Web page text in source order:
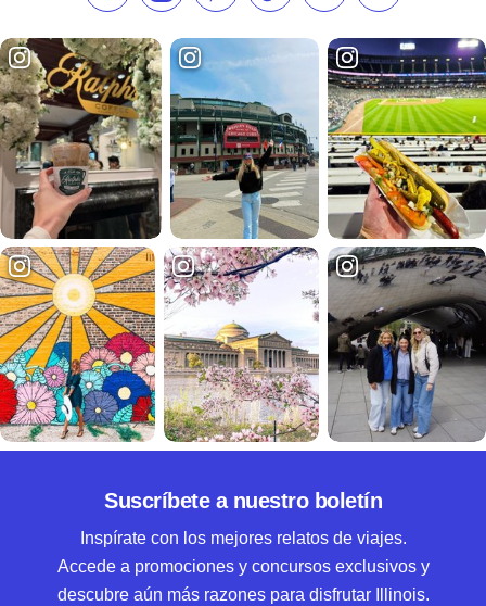
Suscríbete a nuestro boletín
Inspírate con los mejores relatos de viajes.
Accede a promociones y concursos exclusivos y
descubre aún más razones para disfrutar Illinois.